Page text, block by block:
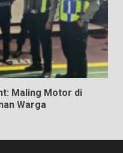
Maling Motor di
Warga